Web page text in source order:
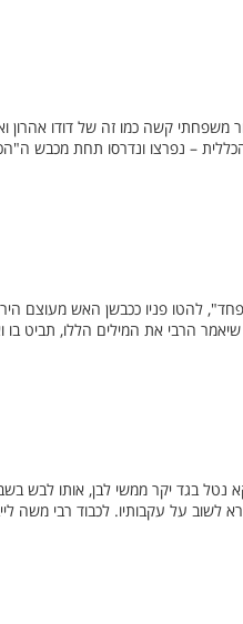
משפחתי קשה כמו זה של דודו אהרון
– נפרצו ונדרסו תחת מכבש
להטו פניו ככבשן האש מעוצם
הרבי את המילים הללו, תביט בו
בגד יקר ממשי לבן, אותו לבש
על עקבותיו. לכבוד רבי משה